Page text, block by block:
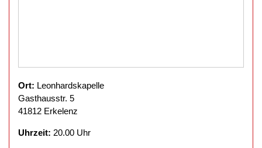
Ort: Leonhardskapelle
Gasthausstr. 5
41812 Erkelenz
Uhrzeit: 20.00 Uhr